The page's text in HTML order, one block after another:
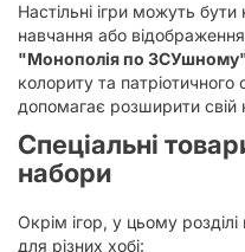
Настільні ігри можуть
навчання або
"Монополія по
колориту та патріотичного
допомагає розширити свій
Спеціальні
набори
Окрім ігор, у цьому
для різних хобі: